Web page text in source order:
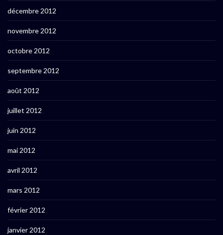
décembre 2012
novembre 2012
octobre 2012
septembre 2012
août 2012
juillet 2012
juin 2012
mai 2012
avril 2012
mars 2012
février 2012
janvier 2012